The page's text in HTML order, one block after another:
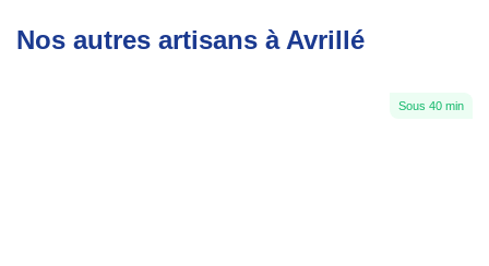
Nos autres artisans à Avrillé
Sous 40 min